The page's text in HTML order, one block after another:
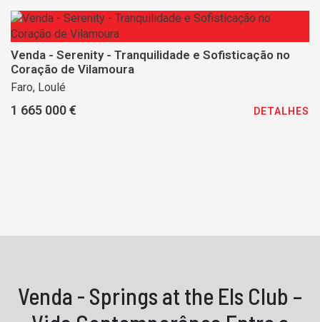
Venda - Serenity - Tranquilidade e Sofisticação no
Coração de Vilamoura
Faro, Loulé
1 665 000 € DETALHES
Venda - Springs at the Els Club –